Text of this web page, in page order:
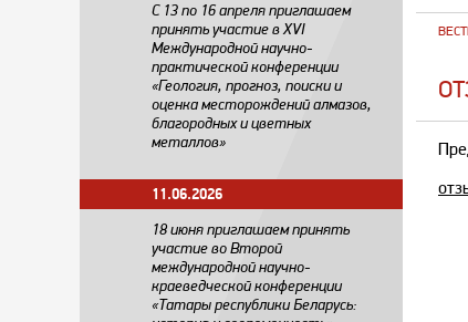
С 13 по 16 апреля приглашаем
принять участие в XVI
Международной научно-
практической конференции
«Геология, прогноз, поиски и
оценка месторождений алмазов,
благородных и цветных
металлов»
11.06.2026
18 июня приглашаем принять
участие во Второй
международной научно-
краеведческой конференции
«Татары республики Беларусь: